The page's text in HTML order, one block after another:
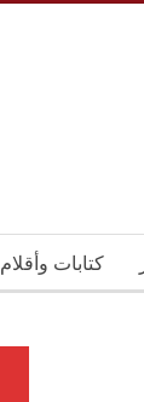
كتابات وأقلام